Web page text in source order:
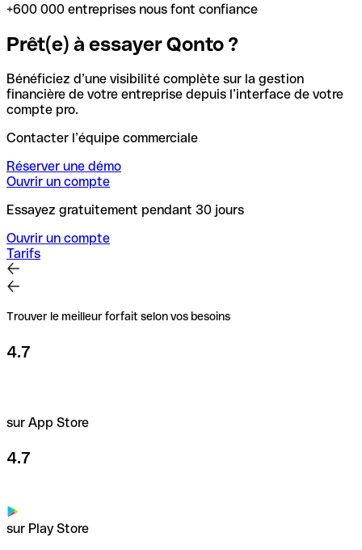
+600 000 entreprises nous font confiance
Prêt(e) à essayer Qonto ?
Bénéficiez d’une visibilité complète sur la gestion
financière de votre entreprise depuis l’interface de votre
compte pro.
Contacter l’équipe commerciale
Réserver une démo
Ouvrir un compte
Essayez gratuitement pendant 30 jours
Ouvrir un compte
Tarifs
Trouver le meilleur forfait selon vos besoins
4.7
sur App Store
4.7
sur Play Store